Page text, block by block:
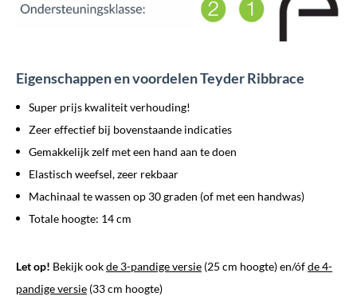
Eigenschappen en voordelen Teyder Ribbrace
Super prijs kwaliteit verhouding!
Zeer effectief bij bovenstaande indicaties
Gemakkelijk zelf met een hand aan te doen
Elastisch weefsel, zeer rekbaar
Machinaal te wassen op 30 graden (of met een handwas)
Totale hoogte: 14 cm
Let op! Bekijk ookde 3-pandige versie (25 cm hoogte) en/ófde 4-
pandige versie (33 cm hoogte)